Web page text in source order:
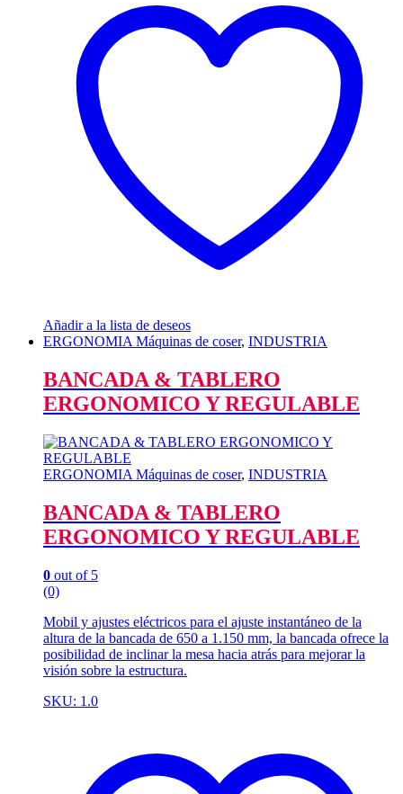
Añadir a la lista de deseos
ERGONOMIA Máquinas de coser, INDUSTRIA
BANCADA & TABLERO
ERGONOMICO Y REGULABLE
ERGONOMIA Máquinas de coser, INDUSTRIA
BANCADA & TABLERO
ERGONOMICO Y REGULABLE
0 out of 5
(0)
Mobil y ajustes eléctricos para el ajuste instantáneo de la
altura de la bancada de 650 a 1.150 mm, la bancada ofrece la
posibilidad de inclinar la mesa hacia atrás para mejorar la
visión sobre la estructura.
SKU: 1.0